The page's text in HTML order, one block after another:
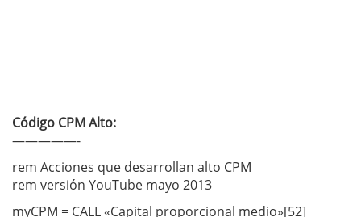
Código CPM Alto:
—————-
rem Acciones que desarrollan alto CPM
rem versión YouTube mayo 2013
myCPM = CALL «Capital proporcional medio»[52]